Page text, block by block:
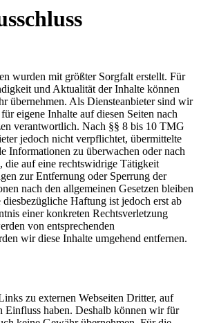
wurden mit größter Sorgfalt erstellt. Für
und Aktualität der Inhalte können
übernehmen. Als Diensteanbieter sind wir
eigene Inhalte auf diesen Seiten nach
verantwortlich. Nach §§ 8 bis 10 TMG
jedoch nicht verpflichtet, übermittelte
Informationen zu überwachen oder nach
die auf eine rechtswidrige Tätigkeit
zur Entfernung oder Sperrung der
nach den allgemeinen Gesetzen bleiben
Haftung ist jedoch erst ab
einer konkreten Rechtsverletzung
von entsprechenden
wir diese Inhalte umgehend entfernen.
zu externen Webseiten Dritter, auf
Einfluss haben. Deshalb können wir für